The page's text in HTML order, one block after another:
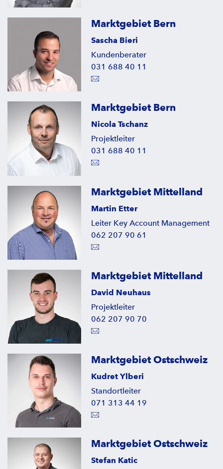
Marktgebiet Bern
Sascha Bieri
Kundenberater
031 688 40 11
Marktgebiet Bern
Nicola Tschanz
Projektleiter
031 688 40 11
Marktgebiet Mittelland
Martin Etter
Leiter Key Account Management
062 207 90 61
Marktgebiet Mittelland
David Neuhaus
Projektleiter
062 207 90 70
Marktgebiet Ostschweiz
Kudret Ylberi
Standortleiter
071 313 44 19
Marktgebiet Ostschweiz
Stefan Katic